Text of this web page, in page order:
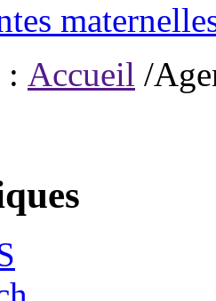
: Accueil /